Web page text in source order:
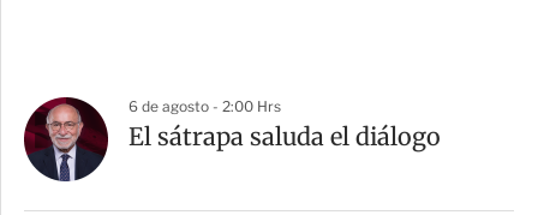
6 de agosto - 2:00 Hrs
El sátrapa saluda el diálogo